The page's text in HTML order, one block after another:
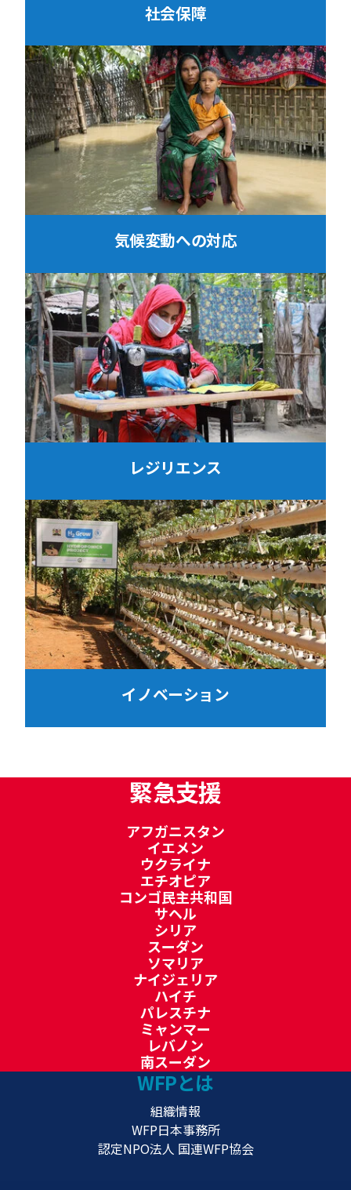
社会保障
気候変動への対応
レジリエンス
イノベーション
緊急支援
アフガニスタン
イエメン
ウクライナ
エチオピア
コンゴ民主共和国
サヘル
シリア
スーダン
ソマリア
ナイジェリア
ハイチ
パレスチナ
ミャンマー
レバノン
南スーダン
WFPとは
組織情報
WFP日本事務所
認定NPO法人 国連WFP協会